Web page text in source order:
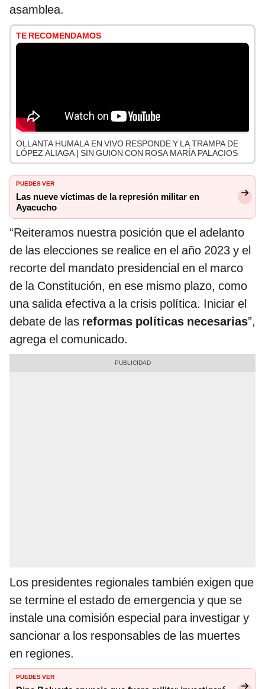
asamblea.
TE RECOMENDAMOS
OLLANTA HUMALA EN VIVO RESPONDE Y LA TRAMPA DE
LÓPEZ ALIAGA | SIN GUION CON ROSA MARÍA PALACIOS
PUEDES VER
Las nueve víctimas de la represión militar en
Ayacucho
“Reiteramos nuestra posición que el adelanto
de las elecciones se realice en el año 2023 y el
recorte del mandato presidencial en el marco
de la Constitución, en ese mismo plazo, como
una salida efectiva a la crisis política. Iniciar el
debate de las reformas políticas necesarias”,
agrega el comunicado.
Los presidentes regionales también exigen que
se termine el estado de emergencia y que se
instale una comisión especial para investigar y
sancionar a los responsables de las muertes
en regiones.
PUEDES VER